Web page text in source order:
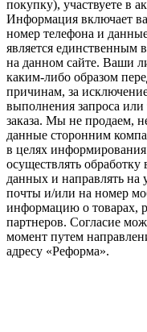
покупку), участвуете в
Информация включает
номер телефона и
является единственным
на данном сайте. Ваши
каким-либо образом
причинам, за
выполнения запроса
заказа. Мы не продаем,
данные сторонним
в целях информирования
осуществлять
данных и направлять на
почты и/или на номер
информацию о товарах,
партнеров. Согласие
момент путем
адресу «Реформа».